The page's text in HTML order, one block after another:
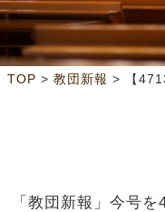
TOP > 教団新報 > 【
「教団新報」今号